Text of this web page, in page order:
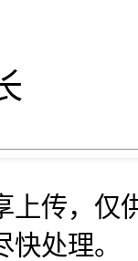
上传，仅
处理。